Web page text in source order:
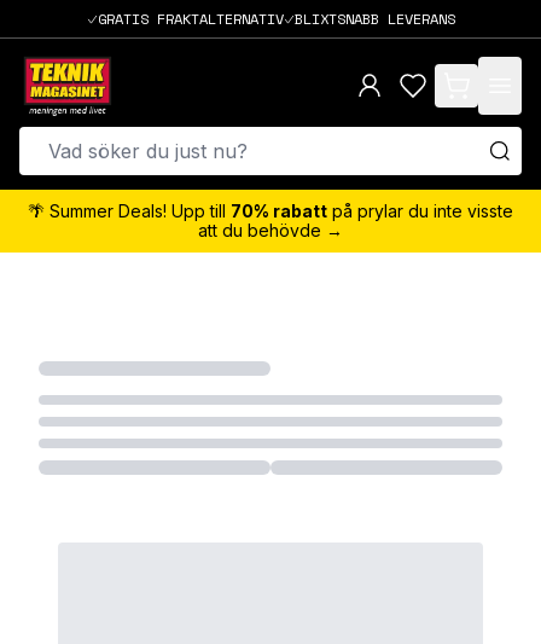
GRATIS FRAKTALTERNATIV BLIXTSNABB LEVERANS
items in cart,
🌴 Summer Deals! Upp till 70% rabatt på prylar du inte visste
att du behövde →